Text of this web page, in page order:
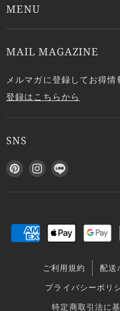
MENU
MAIL MAGAZINE
メルマガに登録してお得情
登録はこちらから
SNS
P
n
r
I
s
m
で
L
N
見
て
く
ご利用規約 配送
プライバシーポリ
特定商取引法に